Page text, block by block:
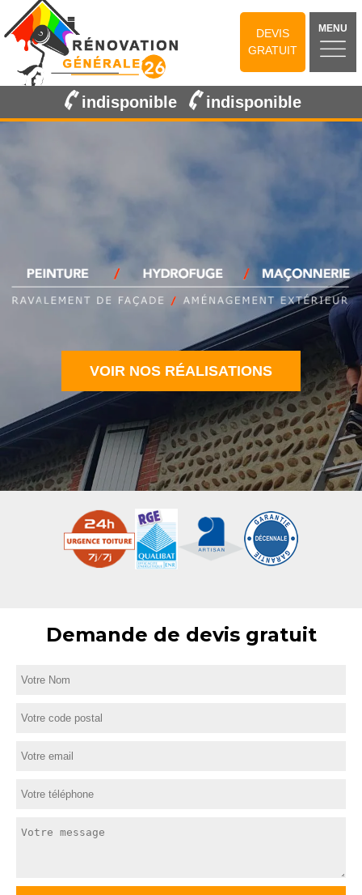
DEVIS
GRATUIT
MENU
indisponible indisponible
VOIR NOS RÉALISATIONS
Demande de devis gratuit